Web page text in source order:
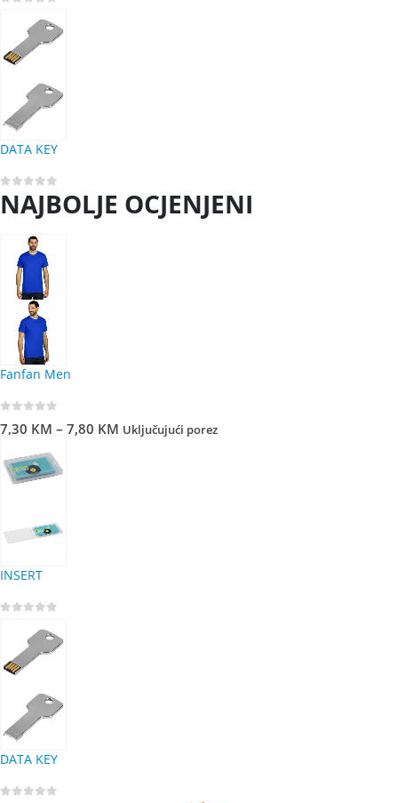
DATA KEY
0out of 5
NAJBOLJE OCJENJENI
Fanfan Men
7,30 KM – 7,80 KM Uključujući porez
INSERT
DATA KEY